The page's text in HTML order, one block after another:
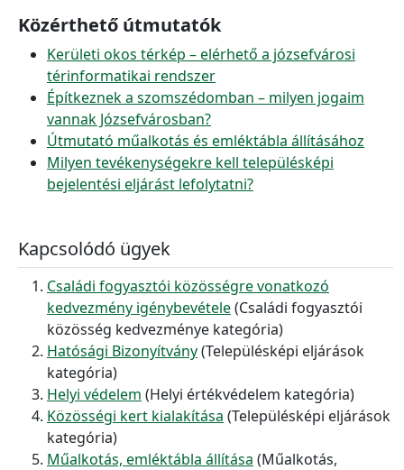
Közérthető útmutatók
Kerületi okos térkép – elérhető a józsefvárosi
térinformatikai rendszer
Építkeznek a szomszédomban – milyen jogaim
vannak Józsefvárosban?
Útmutató műalkotás és emléktábla állításához
Milyen tevékenységekre kell településképi
bejelentési eljárást lefolytatni?
Kapcsolódó ügyek
Családi fogyasztói közösségre vonatkozó
kedvezmény igénybevétele(Családi fogyasztói
közösség kedvezménye kategória)
Hatósági Bizonyítvány(Településképi eljárások
kategória)
Helyi védelem (Helyi értékvédelem kategória)
Közösségi kert kialakítása (Településképi eljárások
kategória)
Műalkotás, emléktábla állítása (Műalkotás,